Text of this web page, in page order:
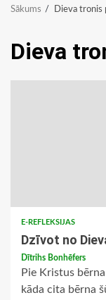
Sākums Dieva tronis
Dieva
E-REFLEKSIJAS
Dzīvot no
Dītrihs Bonhēfers
Pie Kristus
kāda cita bērna